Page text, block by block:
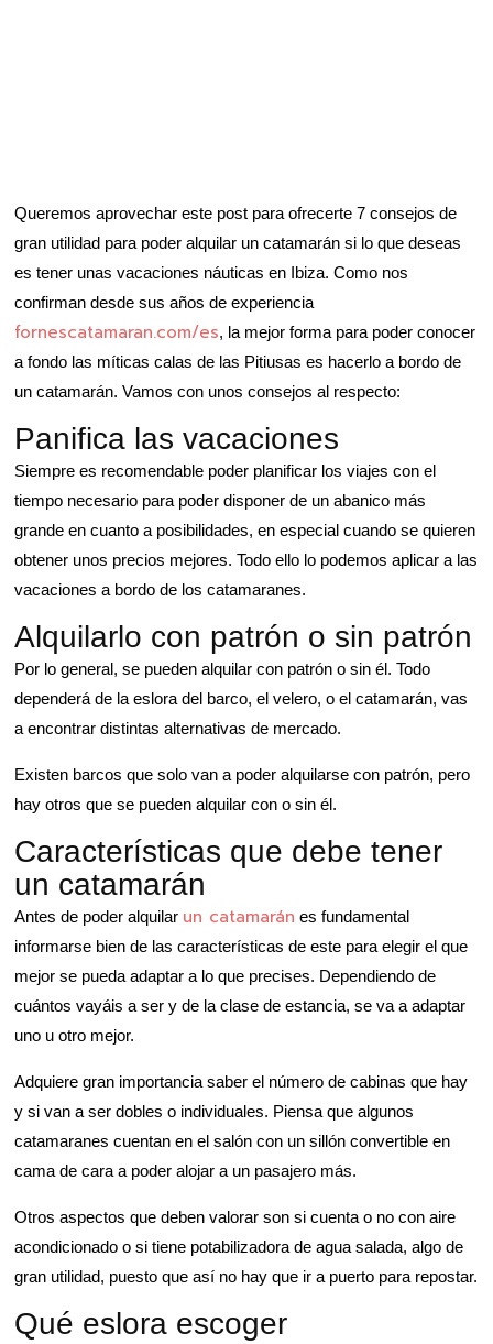
Queremos aprovechar este post para ofrecerte 7 consejos de
gran utilidad para poder alquilar un catamarán si lo que deseas
es tener unas vacaciones náuticas en Ibiza. Como nos
confirman desde sus años de experiencia
fornescatamaran.com/es, la mejor forma para poder conocer
a fondo las míticas calas de las Pitiusas es hacerlo a bordo de
un catamarán. Vamos con unos consejos al respecto:
Panifica las vacaciones
Siempre es recomendable poder planificar los viajes con el
tiempo necesario para poder disponer de un abanico más
grande en cuanto a posibilidades, en especial cuando se quieren
obtener unos precios mejores. Todo ello lo podemos aplicar a las
vacaciones a bordo de los catamaranes.
Alquilarlo con patrón o sin patrón
Por lo general, se pueden alquilar con patrón o sin él. Todo
dependerá de la eslora del barco, el velero, o el catamarán, vas
a encontrar distintas alternativas de mercado.
Existen barcos que solo van a poder alquilarse con patrón, pero
hay otros que se pueden alquilar con o sin él.
Características que debe tener
un catamarán
Antes de poder alquilar un catamarán es fundamental
informarse bien de las características de este para elegir el que
mejor se pueda adaptar a lo que precises. Dependiendo de
cuántos vayáis a ser y de la clase de estancia, se va a adaptar
uno u otro mejor.
Adquiere gran importancia saber el número de cabinas que hay
y si van a ser dobles o individuales. Piensa que algunos
catamaranes cuentan en el salón con un sillón convertible en
cama de cara a poder alojar a un pasajero más.
Otros aspectos que deben valorar son si cuenta o no con aire
acondicionado o si tiene potabilizadora de agua salada, algo de
gran utilidad, puesto que así no hay que ir a puerto para repostar.
Qué eslora escoger